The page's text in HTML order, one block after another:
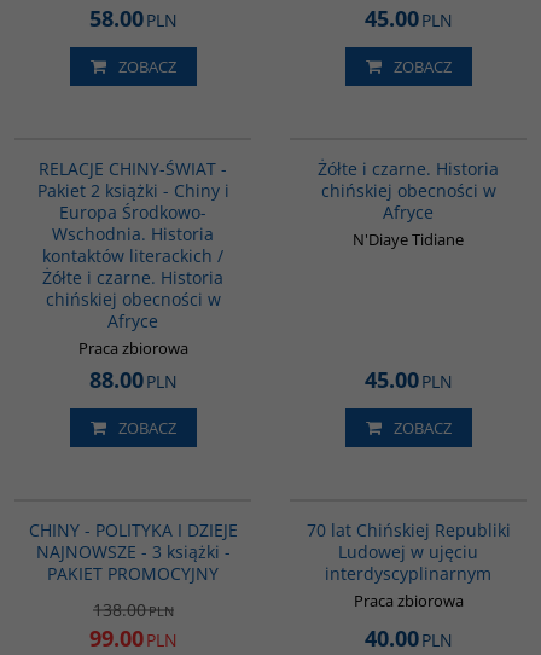
58.00PLN
ZOBACZ
45.00PLN
ZOBACZ
RELACJE CHINY-ŚWIAT -
Pakiet 2 książki - Chiny i
Europa Środkowo-
Wschodnia. Historia
kontaktów literackich /
Żółte i czarne. Historia
chińskiej obecności w
Afryce
Praca zbiorowa
88.00PLN
ZOBACZ
Żółte i czarne. Historia
chińskiej obecności w
Afryce
N'Diaye Tidiane
45.00PLN
ZOBACZ
CHINY - POLITYKA I DZIEJE
NAJNOWSZE - 3 książki -
PAKIET PROMOCYJNY
138.00PLN
99.00PLN
70 lat Chińskiej Republiki
Ludowej w ujęciu
interdyscyplinarnym
Praca zbiorowa
40.00PLN